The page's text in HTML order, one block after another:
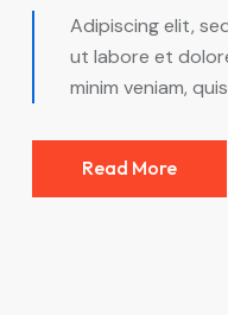
Adipiscing elit,
ut labore et
minim veniam,
Read More